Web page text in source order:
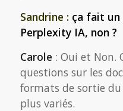
Sandrine : ça fait un
Perplexity IA, non ?
Carole : Oui et Non.
questions sur les
formats de sortie
plus variés.